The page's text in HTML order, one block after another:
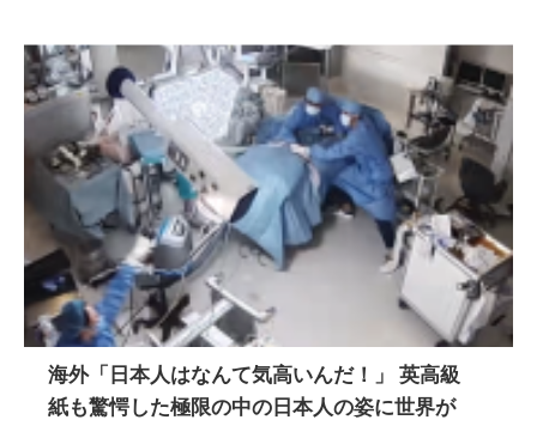
海外「日本人はなんて気高いんだ！」 英高級
紙も驚愕した極限の中の日本人の姿に世界が